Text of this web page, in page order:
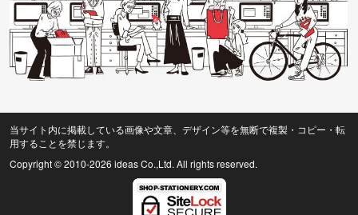
当サイト内に掲載している画像や文章、デザイン等を無断で複製・コピー・転
用することを禁じます。
Copyright © 2010-2026 ideas Co.,Ltd. All rights reserved.